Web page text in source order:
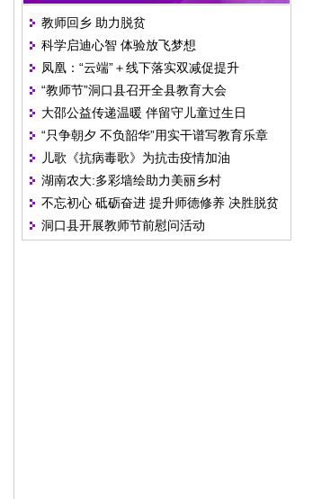
教师回乡 助力脱贫
科学启迪心智 体验放飞梦想
凤凰：“云端”＋线下落实双减促提升
“教师节”洞口县召开全县教育大会
大邵公益传递温暖 伴留守儿童过生日
“只争朝夕 不负韶华”用实干谱写教育乐章
儿歌《抗病毒歌》为抗击疫情加油
湖南农大:多彩墙绘助力美丽乡村
不忘初心 砥砺奋进 提升师德修养 决胜脱贫
攻坚
洞口县开展教师节前慰问活动